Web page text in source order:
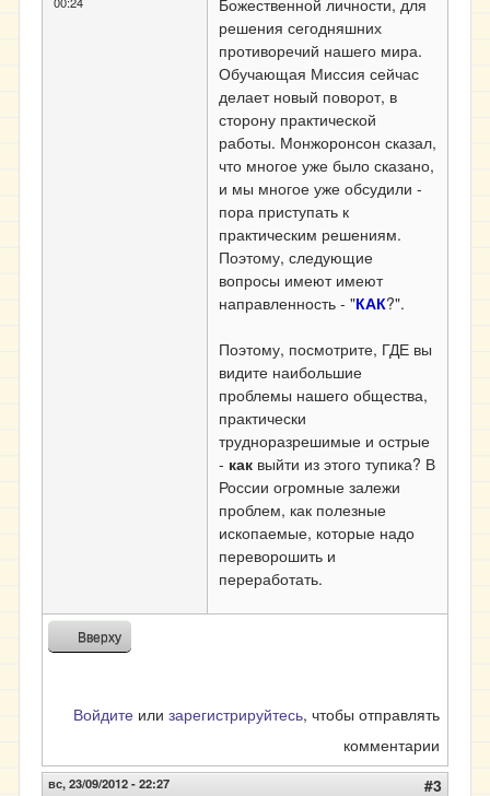
Божественной личности, для
решения сегодняшних
противоречий нашего мира.
Обучающая Миссия сейчас
делает новый поворот, в
сторону практической
работы. Монжоронсон сказал,
что многое уже было сказано,
и мы многое уже обсудили -
пора приступать к
практическим решениям.
Поэтому, следующие
вопросы имеют имеют
направленность - "КАК?".
Поэтому, посмотрите, ГДЕ вы
видите наибольшие
проблемы нашего общества,
практически
трудноразрешимые и острые
- как выйти из этого тупика? В
России огромные залежи
проблем, как полезные
ископаемые, которые надо
переворошить и
переработать.
Вверху
Войдите или зарегистрируйтесь, чтобы отправлять
комментарии
вс, 23/09/2012 - 22:27 #3